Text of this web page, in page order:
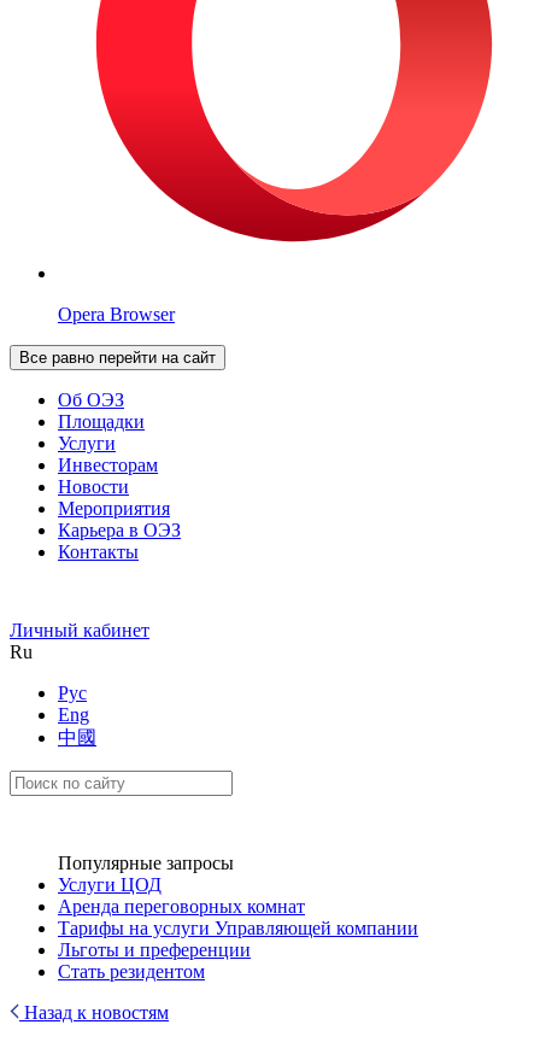
Opera Browser
Все равно перейти на сайт
Об ОЭЗ
Площадки
Услуги
Инвесторам
Новости
Мероприятия
Карьера в ОЭЗ
Контакты
Личный кабинет
Ru
Рус
Eng
中國
Популярные запросы
Услуги ЦОД
Аренда переговорных комнат
Тарифы на услуги Управляющей компании
Льготы и преференции
Стать резидентом
Назад к новостям